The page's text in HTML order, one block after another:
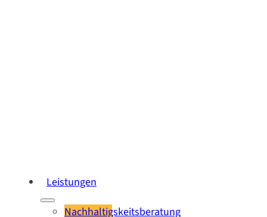
Leistungen
Nachhaltigskeitsberatung